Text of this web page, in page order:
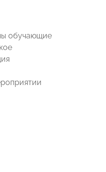
обучающие